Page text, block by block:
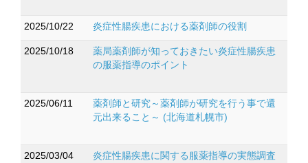
2025/10/22 炎症性腸疾患における薬剤師の役割
2025/10/18
薬局薬剤師が知っておきたい炎症性腸疾患
の服薬指導のポイント
2025/06/11
薬剤師と研究～薬剤師が研究を行う事で還
元出来ること～ (北海道札幌市)
2025/03/04
炎症性腸疾患に関する服薬指導の実態調査